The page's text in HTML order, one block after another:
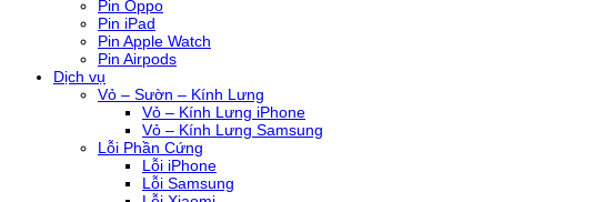
Pin Oppo
Pin iPad
Pin Apple Watch
Pin Airpods
Dịch vụ
Vỏ – Sườn – Kính Lưng
Vỏ – Kính Lưng iPhone
Vỏ – Kính Lưng Samsung
Lỗi Phần Cứng
Lỗi iPhone
Lỗi Samsung